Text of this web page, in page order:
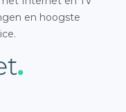
en hoogste